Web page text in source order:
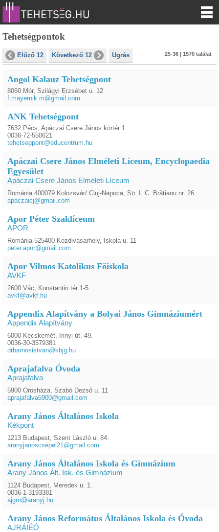
Tehetségpontok
Előző 12 Következő 12 Ugrás 25-36 | 1570 találat
Angol Kalauz Tehetségpont
8060 Mór, Szilágyi Erzsébet u. 12.
f.mayernik.m@gmail.com
ANK Tehetségpont
7632 Pécs, Apáczai Csere János körtér 1.
0036-72-550621
tehetsegpont@educentrum.hu
Apáczai Csere János Elméleti Líceum, Encyclopaedia
Egyesület
Apáczai Csere János Elméleti Líceum
Románia 400079 Kolozsvár/ Cluj-Napoca, Str. I. C. Brãtianu nr. 26.
apaczaicj@gmail.com
Apor Péter Szaklíceum
APOR
Románia 525400 Kezdivasarhely, Iskola u. 11
peter.apor@gmail.com
Apor Vilmos Katolikus Főiskola
AVKF
2600 Vác, Konstantin tér 1-5.
avkf@avkf.hu
Appendix Alapítvány a Bolyai János Gimnáziumért
Appendix Alapítvány
6000 Kecskemét, Irinyi út. 49.
0036-30-3579381
drharnosistvan@kbjg.hu
Aprajafalva Óvoda
Aprajafalva
5900 Orosháza, Szabó Dezső u. 11
aprajafalva5900@gmail.com
Arany János Általános Iskola
Kékpont
1213 Budapest, Szent László u. 84.
aranyjanoscsepel21@gmail.com
Arany János Általános Iskola és Gimnázium
Arany János Ált. Isk. és Gimnázium
1124 Budapest, Meredek u. 1.
0036-1-3193381
ajgm@aranyj.hu
Arany János Református Általános Iskola és Óvoda
AJRÁIÉÓ